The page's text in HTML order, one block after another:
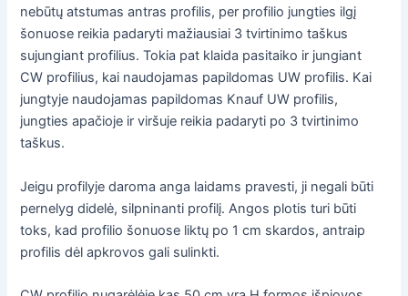
nebūtų atstumas antras profilis, per profilio jungties ilgį
šonuose reikia padaryti mažiausiai 3 tvirtinimo taškus
sujungiant profilius. Tokia pat klaida pasitaiko ir jungiant
CW profilius, kai naudojamas papildomas UW profilis. Kai
jungtyje naudojamas papildomas Knauf UW profilis,
jungties apačioje ir viršuje reikia padaryti po 3 tvirtinimo
taškus.
Jeigu profilyje daroma anga laidams pravesti, ji negali būti
pernelyg didelė, silpninanti profilį. Angos plotis turi būti
toks, kad profilio šonuose liktų po 1 cm skardos, antraip
profilis dėl apkrovos gali sulinkti.